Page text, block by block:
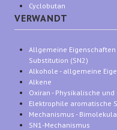
Cyclobutan
VERWANDT
Allgemeine
Substitution (SN2)
Alkohole - allgemeine
Alkene
Oxiran - Physikalische
Elektrophile aromatische
Mechanismus -
SN1-Mechanismus